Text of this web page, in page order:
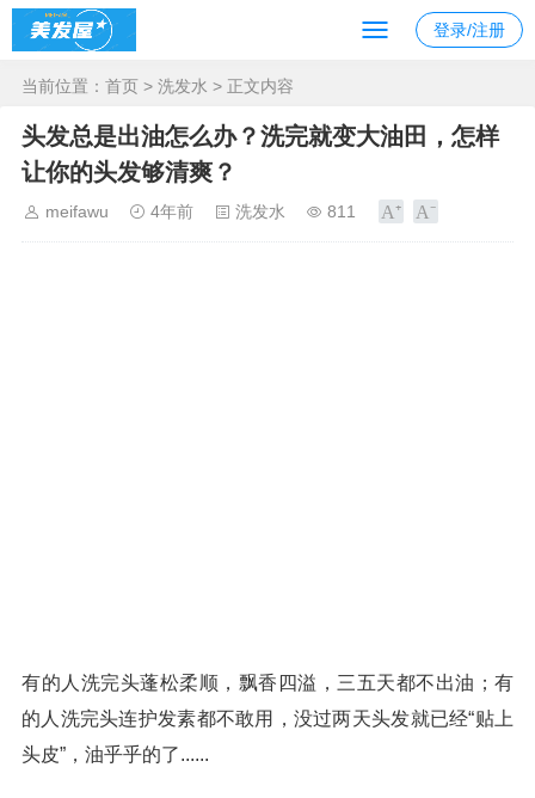
登录/注册
当前位置： 首页 > 洗发水 > 正文内容
头发总是出油怎么办？洗完就变大油田，怎样
让你的头发够清爽？
meifawu 4年前 洗发水 811
有的人洗完头蓬松柔顺，飘香四溢，三五天都不出油；有
的人洗完头连护发素都不敢用，没过两天头发就已经“贴上
头皮”，油乎乎的了......